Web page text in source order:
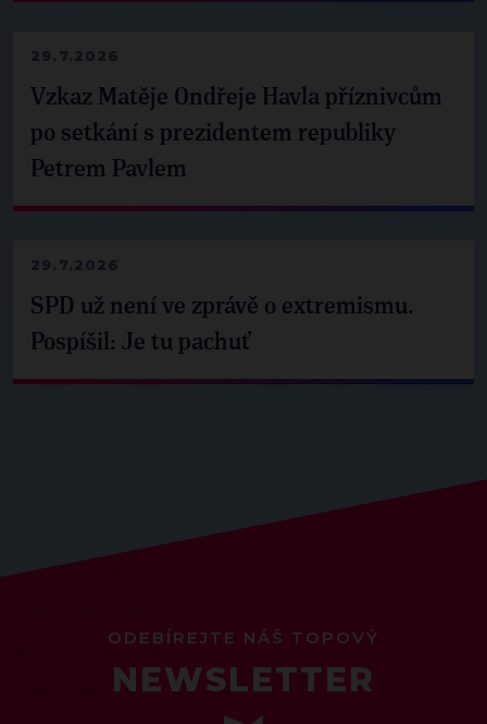
29.7.2026
Vzkaz Matěje Ondřeje Havla příznivcům
po setkání s prezidentem republiky
Petrem Pavlem
29.7.2026
SPD už není ve zprávě o extremismu.
Pospíšil: Je tu pachuť
ODEBÍREJTE NÁŠ TOPOVÝ
NEWSLETTER